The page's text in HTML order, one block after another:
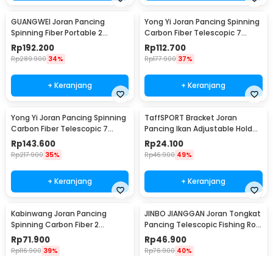
GUANGWEI Joran Pancing
Spinning Fiber Portable 2
Section 1.27M - DZZH-1
Rp192.200
Rp289.900 34%
+ Keranjang
Yong Yi Joran Pancing Spinning
Carbon Fiber Telescopic 7
Section 1.8M - LF9-07
Rp112.700
Rp177.900 37%
+ Keranjang
Yong Yi Joran Pancing Spinning
Carbon Fiber Telescopic 7
Section 2.4M - LF9-07
Rp143.600
Rp217.900 35%
+ Keranjang
TaffSPORT Bracket Joran
Pancing Ikan Adjustable Holder
1.7M - V-003
Rp24.100
Rp46.900 49%
+ Keranjang
Kabinwang Joran Pancing
Spinning Carbon Fiber 2
Section 2.1M 2.1M - KB361
Rp71.900
Rp116.900 39%
JINBO JIANGGAN Joran Tongkat
Pancing Telescopic Fishing Rod
1.5M - S6
Rp46.900
Rp76.900 40%